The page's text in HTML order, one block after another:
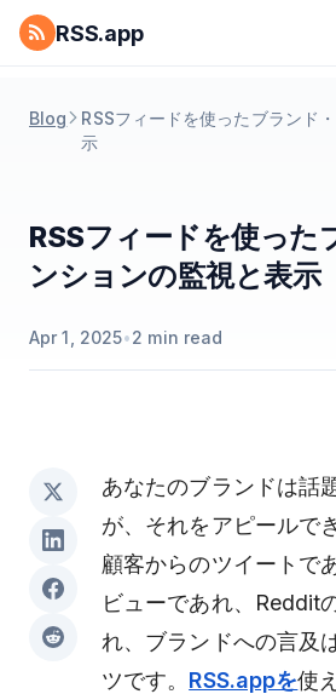
RSS.app
Blog
RSSフィードを使ったブランド
示
RSSフィードを使った
ンションの監視と表示
Apr 1, 2025•2 min read
あなたのブランドは話
が、それをアピールで
顧客からのツイートで
ビューであれ、Reddit
れ、ブランドへの言及
ツです。 RSS.appを使